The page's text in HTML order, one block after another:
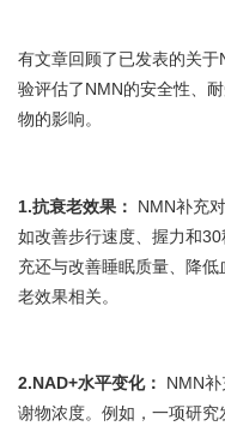
有文章回顾了已发表的关
验评估了NMN的安全性、
物的影响。
1.抗衰老效果：
NMN补充
如改善步行速度、握力和
充还与改善睡眠质量、降
老效果相关。
2.NAD+水平变化：
NMN
谢物浓度。例如，一项研